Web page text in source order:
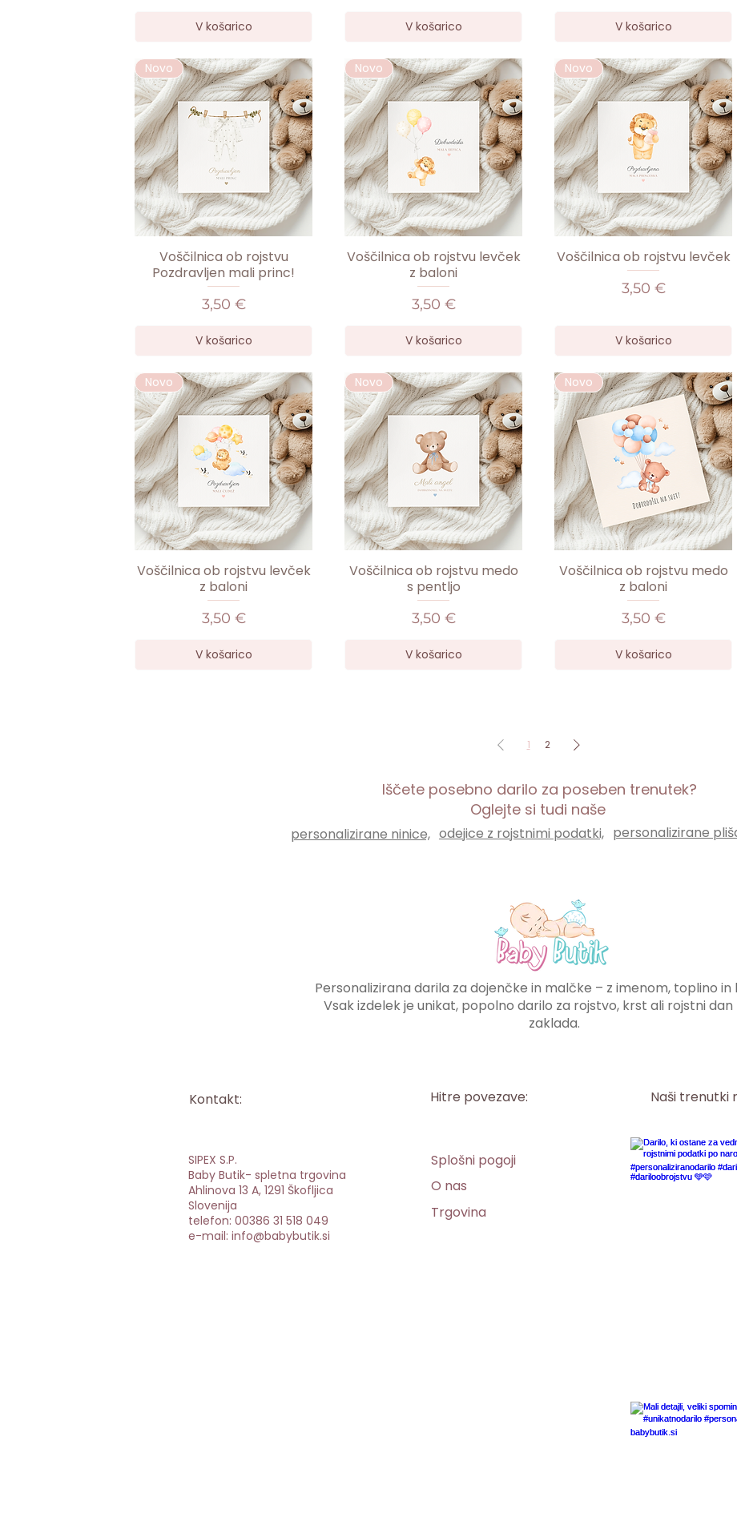
V košarico V košarico V košarico
Novo
Voščilnica ob rojstvu
Pozdravljen mali princ!
Cena
3,50 €
V košarico
Novo
Voščilnica ob rojstvu levček
z baloni
Cena
3,50 €
V košarico
Novo
Voščilnica ob rojstvu levček
Cena
3,50 €
V košarico
Novo
Voščilnica ob rojstvu levček
z baloni
Cena
3,50 €
V košarico
Novo
Voščilnica ob rojstvu medo
s pentljo
Cena
3,50 €
V košarico
Novo
Voščilnica ob rojstvu medo
z baloni
Cena
3,50 €
V košarico
1 2
Iščete posebno darilo za poseben trenutek?
Oglejte si tudi naše
personalizirane ninice, odejice z rojstnimi podatki, personalizirane
Personalizirana darila za dojenčke in malčke – z imenom, toplino in
Vsak izdelek je unikat, popolno darilo za rojstvo, krst ali rojstni
zaklada.
Kontakt:
SIPEX S.P.
Baby Butik- spletna trgovina
Ahlinova 13 A, 1291 Škofljica
Slovenija
telefon: 00386 31 518 049
e-mail: info@babybutik.si
Hitre povezave:
Splošni pogoji
O nas
Trgovina
Naši trenutki